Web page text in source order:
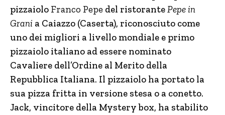
pizzaiolo Franco Pepe del ristorantePepe in
Grani a Caiazzo (Caserta), riconosciuto come
uno dei migliori a livello mondiale e primo
pizzaiolo italiano ad essere nominato
Cavaliere dell’Ordine al Merito della
Repubblica Italiana. Il pizzaiolo ha portato la
sua pizza fritta in versione stesa o a conetto.
Jack, vincitore della Mystery box, ha stabilito